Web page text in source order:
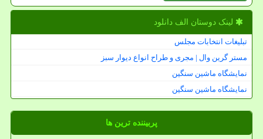
لینک دوستان الف دانلود
تبلیغات انتخابات مجلس
مستر گرین وال | مجری و طراح انواع دیوار سبز
نمایشگاه ماشین سنگین
نمایشگاه ماشین سنگین
پربیننده ترین ها